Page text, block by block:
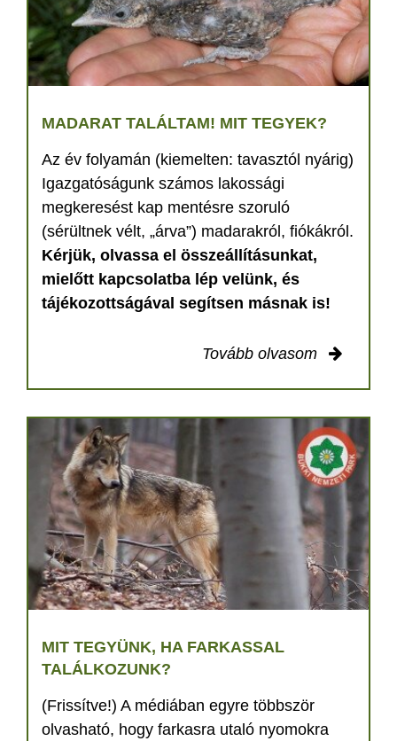
MADARAT TALÁLTAM! MIT TEGYEK?
Az év folyamán (kiemelten: tavasztól nyárig)
Igazgatóságunk számos lakossági
megkeresést kap mentésre szoruló
(sérültnek vélt, „árva”) madarakról, fiókákról.
Kérjük, olvassa el összeállításunkat,
mielőtt kapcsolatba lép velünk, és
tájékozottságával segítsen másnak is!
Tovább olvasom
MIT TEGYÜNK, HA FARKASSAL
TALÁLKOZUNK?
(Frissítve!) A médiában egyre többször
olvasható, hogy farkasra utaló nyomokra